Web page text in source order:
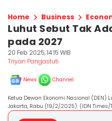
Home Business
Luhut Sebut Tak
pada 2027
20 Feb 2025, 14:15 WIB
Triyan Pangastuti
News Channel
Ketua Dewan Ekonomi Nasional (DEN)
Jakarta, Rabu (19/2/2025). (IDN Times/